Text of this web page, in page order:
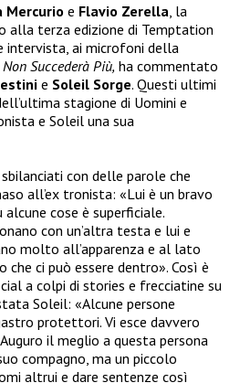
Mercurio e Flavio Zerella , la
alla terza edizione di Temptation
intervista, ai microfoni della
Non Succederà Più, ha commentato
e Soleil Sorge. Questi ultimi
stagione di Uomini e
e Soleil una sua
con delle parole che
all’ex tronista: «Lui è un bravo
cose è superficiale.
con un’altra testa e lui e
molto all’apparenza e al lato
ci può essere dentro». Così è
a colpi di stories e frecciatine su
Soleil: «Alcune persone
protettori. Vi esce davvero
il meglio a questa persona
compagno, ma un piccolo
altrui e dare sentenze così